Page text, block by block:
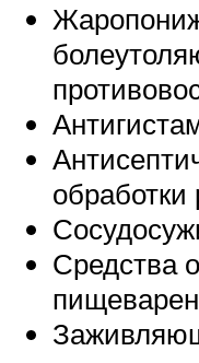
обработки
Средства